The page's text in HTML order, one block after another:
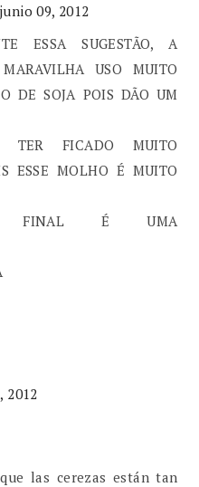
09, 2012
ESSA SUGESTÃO, A
USO MUITO
DE SOJA POIS DÃO UM
TER FICADO MUITO
ESSE MOLHO É MUITO
FINAL É UMA
2012
las cerezas están tan